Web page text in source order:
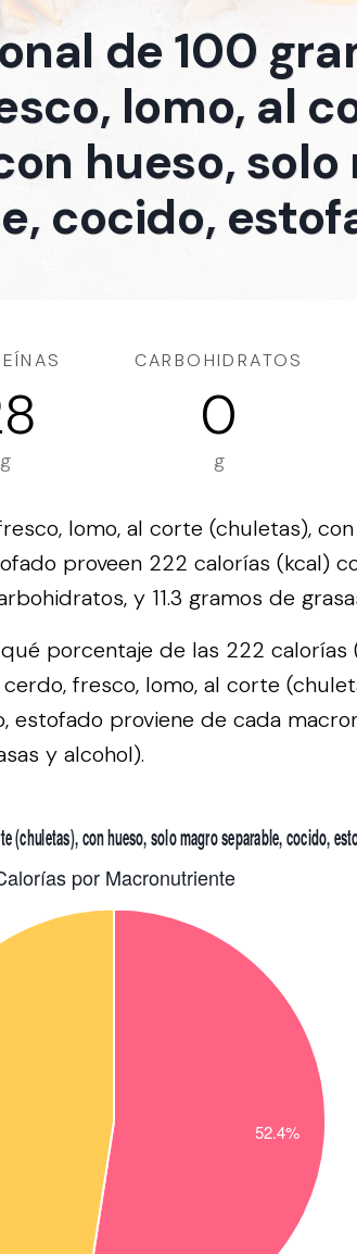
de 100
lomo, al
hueso, solo
cocido,
g
CARBOHIDRATOS
0
g
lomo, al corte (chuletas),
proveen 222 calorías (kcal)
y 11.3 gramos de
porcentaje de las 222 calorías
fresco, lomo, al corte
estofado proviene de cada
y alcohol).